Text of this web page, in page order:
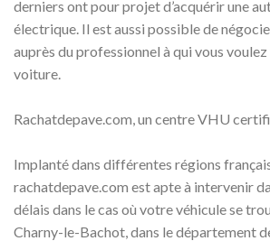
derniers ont pour projet d’acquérir une
électrique. Il est aussi possible de
auprès du professionnel à qui vous
voiture.
Rachatdepave.com, un centre VHU
Implanté dans différentes régions
rachatdepave.com est apte à intervenir
délais dans le cas où votre véhicule se
Charny-le-Bachot, dans le département